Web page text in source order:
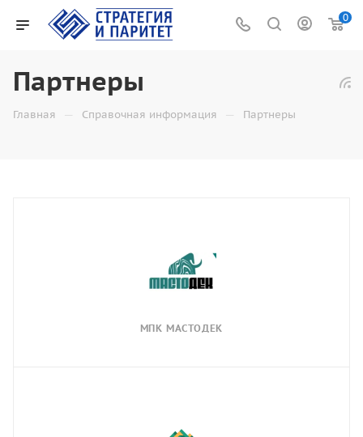
0
Партнеры
Главная — Справочная информация — Партнеры
МПК МАСТОДЕК